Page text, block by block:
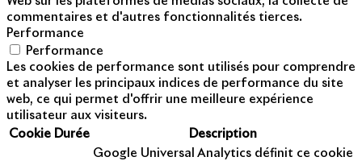
commentaires et d'autres fonctionnalités tierces.
Performance
Performance
Les cookies de performance sont utilisés pour comprendre
et analyser les principaux indices de performance du site
web, ce qui permet d'offrir une meilleure expérience
utilisateur aux visiteurs.
Cookie Durée Description
Google Universal Analytics définit ce cookie